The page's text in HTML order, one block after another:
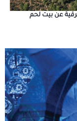
عن بيت لحم